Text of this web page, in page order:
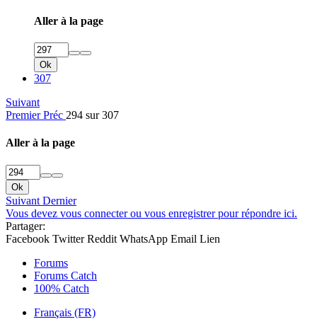
Aller à la page
Ok
307
Suivant
Premier Préc 294 sur 307
Aller à la page
Ok
Suivant Dernier
Vous devez vous connecter ou vous enregistrer pour répondre ici.
Partager:
Facebook Twitter Reddit WhatsApp Email Lien
Forums
Forums Catch
100% Catch
Français (FR)